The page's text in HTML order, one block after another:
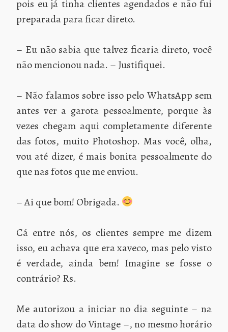
pois eu já tinha clientes agendados e não fui
preparada para ficar direto.
– Eu não sabia que talvez ficaria direto, você
não mencionou nada. – Justifiquei.
– Não falamos sobre isso pelo WhatsApp sem
antes ver a garota pessoalmente, porque às
vezes chegam aqui completamente diferente
das fotos, muito Photoshop. Mas você, olha,
vou até dizer, é mais bonita pessoalmente do
que nas fotos que me enviou.
– Ai que bom! Obrigada.
Cá entre nós, os clientes sempre me dizem
isso, eu achava que era xaveco, mas pelo visto
é verdade, ainda bem! Imagine se fosse o
contrário? Rs.
Me autorizou a iniciar no dia seguinte – na
data do show do Vintage –, no mesmo horário